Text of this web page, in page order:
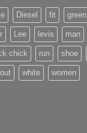
Diesel fit green
Lee levis man
chick run shoe
white women